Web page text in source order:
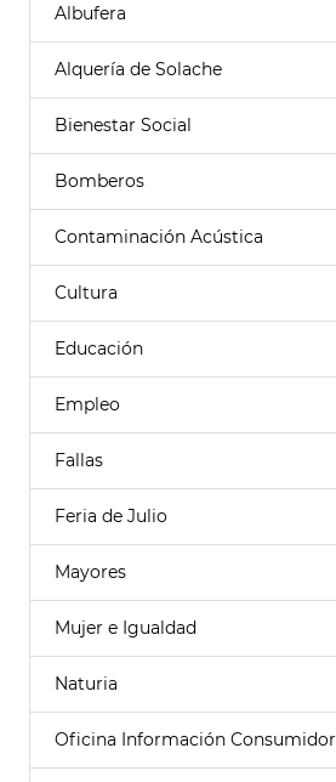
Albufera
Alquería de Solache
Bienestar Social
Bomberos
Contaminación Acústica
Cultura
Educación
Empleo
Fallas
Feria de Julio
Mayores
Mujer e Igualdad
Naturia
Oficina Información Consumidor